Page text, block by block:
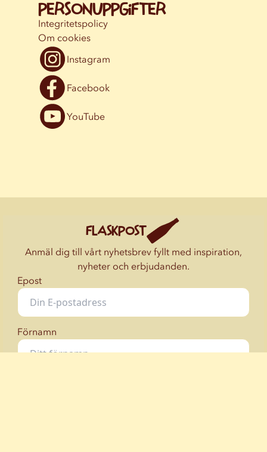
Personuppgifter
Integritetspolicy
Om cookies
Instagram
Facebook
YouTube
FLASKPOST
Anmäl dig till vårt nyhetsbrev fyllt med inspiration,
nyheter och erbjudanden.
Epost
Förnamn